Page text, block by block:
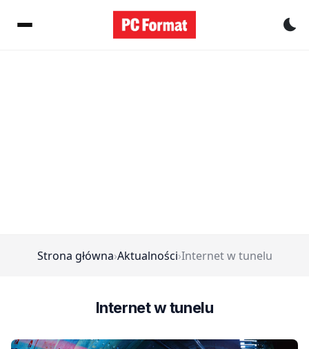
Strona główna›Aktualności›Internet w tunelu
Internet w tunelu